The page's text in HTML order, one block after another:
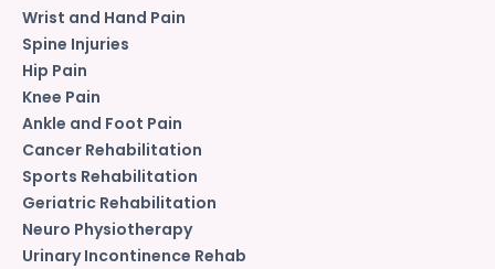
Wrist and Hand Pain
Spine Injuries
Hip Pain
Knee Pain
Ankle and Foot Pain
Cancer Rehabilitation
Sports Rehabilitation
Geriatric Rehabilitation
Neuro Physiotherapy
Urinary Incontinence Rehab